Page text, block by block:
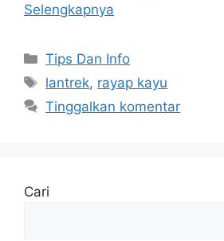
Selengkapnya
Kategori
Tips Dan Info
Tag
lantrek, rayap kayu
Tinggalkan komentar
Cari